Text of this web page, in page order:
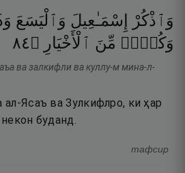
وَٱذْكُرْ إِسْمَـٰعِيلَ وَٱلْيَسَعَ
وَكُلٌّۭ مِّنَ ٱلْأَخْيَارِ ۝٤٨
ва залкифли ва куллу-м мина-л-
Ясаъ ва Зулкифлро, ки ҳар
буданд.
тафсир